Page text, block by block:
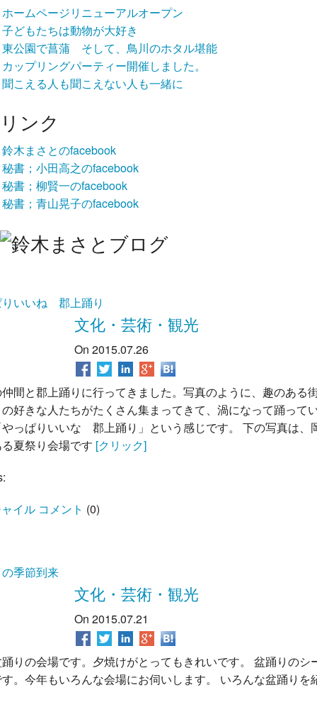
ホームページリニューアルオープン
子どもたちは動物が大好き
東公園で菖蒲 そして、鳥川のホタル堪能
カップリングパーティー開催しました。
聞こえる人も聞こえない人も一緒に
リンク
鈴木まさとのfacebook
秘書；小田高之のfacebook
秘書；柳賢一のfacebook
秘書；青山晃子のfacebook
りいいね 郡上踊り
文化・芸術・観光
On 2015.07.26
間と郡上踊りに行ってきました。写真のように、趣のある
好きな人たちがたくさん集まってきて、渦になって踊って
っぱりいいな 郡上踊り」という感じです。 下の写真は、
夏祭り会場です [クリック]
イル コメント (0)
季節到来
文化・芸術・観光
On 2015.07.21
りの会場です。夕焼けがとってもきれいです。 盆踊りのシ
。今年もいろんな会場にお伺いします。 いろんな盆踊りを